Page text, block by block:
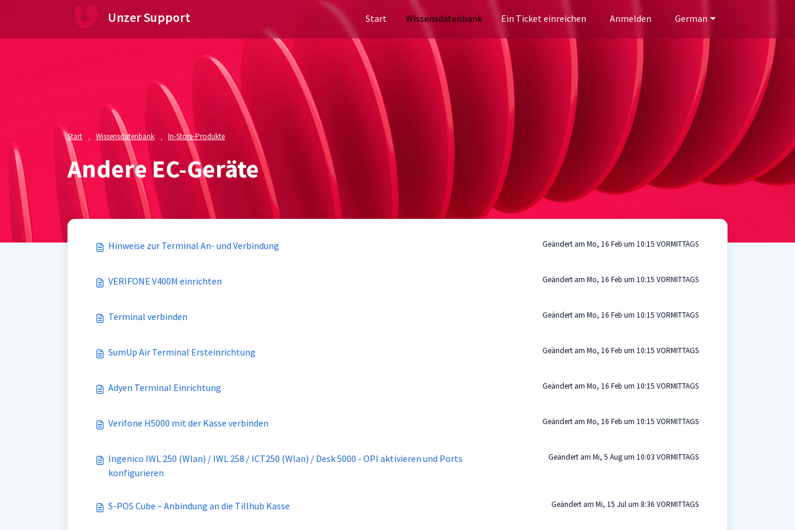
Zum hauptsächlichen Inhalt gehen
Unzer Support Start Wissensdatenbank Ein Ticket einreichen Anmelden German
Start Wissensdatenbank In-Store-Produkte
Andere EC-Geräte
Hinweise zur Terminal An- und Verbindung Geändert am Mo, 16 Feb um 10:15 VORMITTAGS
VERIFONE V400M einrichten Geändert am Mo, 16 Feb um 10:15 VORMITTAGS
Terminal verbinden Geändert am Mo, 16 Feb um 10:15 VORMITTAGS
SumUp Air Terminal Ersteinrichtung Geändert am Mo, 16 Feb um 10:15 VORMITTAGS
Adyen Terminal Einrichtung Geändert am Mo, 16 Feb um 10:15 VORMITTAGS
Verifone H5000 mit der Kasse verbinden Geändert am Mo, 16 Feb um 10:15 VORMITTAGS
Ingenico IWL 250 (Wlan) / IWL 258 / ICT250 (Wlan) / Desk 5000 - OPI aktivieren und Ports
konfigurieren
Geändert am Mi, 5 Aug um 10:03 VORMITTAGS
S-POS Cube – Anbindung an die Tillhub Kasse Geändert am Mi, 15 Jul um 8:36 VORMITTAGS